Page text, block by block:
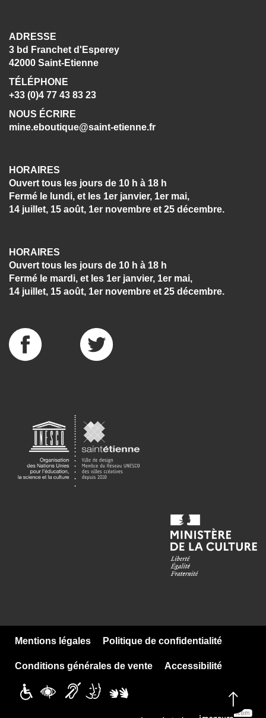
ADRESSE
3 bd Franchet d'Esperey
42000 Saint-Etienne
TÉLÉPHONE
+33 (0)4 77 43 83 23
NOUS ÉCRIRE
mine.eboutique@saint-etienne.fr
HORAIRES
Ouvert tous les jours de 10 h à 18 h
Fermé le lundi, et les 1er janvier, 1er mai,
14 juillet, 15 août, 1er novembre et 25 décembre.
HORAIRES
Ouvert tous les jours de 10 h à 18 h
Fermé le mardi, et les 1er janvier, 1er mai,
14 juillet, 15 août, 1er novembre et 25 décembre.
Mentions légales Politique de confidentialité
Conditions générales de vente Accessibilité